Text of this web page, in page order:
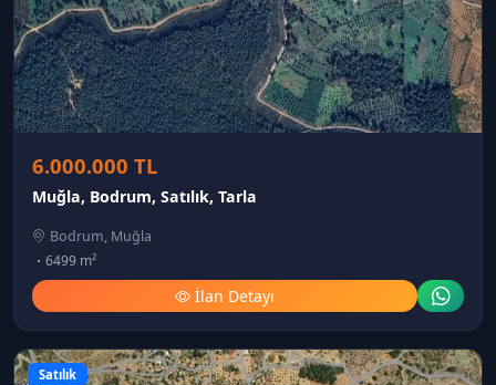
6.000.000 TL
Muğla, Bodrum, Satılık, Tarla
Bodrum, Muğla
6499 m²
İlan Detayı
Satılık